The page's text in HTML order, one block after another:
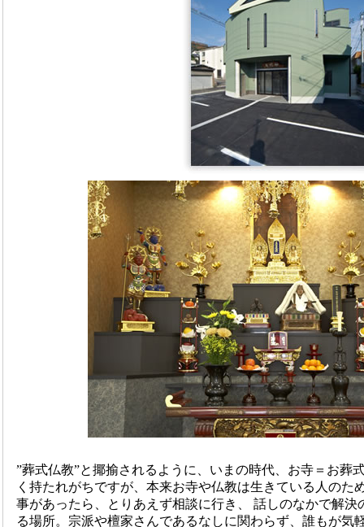
”葬式仏教”と揶揄されるように、いまの時代、お寺＝お葬
く持たれがちですが、本来お寺や仏教は生きている人のた
事があったら、とりあえず相談に行き、 話しのなかで解
る場所。宗派や檀家さんであるなしに関わらず、誰もが気